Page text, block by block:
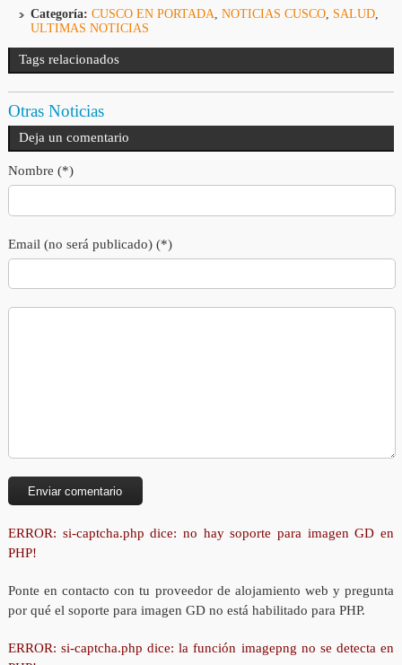
Categoría: CUSCO EN PORTADA, NOTICIAS CUSCO, SALUD,
ULTIMAS NOTICIAS
Tags relacionados
Otras Noticias
Deja un comentario
Nombre (*)
Email (no será publicado) (*)
ERROR: si-captcha.php dice: no hay soporte para imagen GD en
PHP!
Ponte en contacto con tu proveedor de alojamiento web y pregunta
por qué el soporte para imagen GD no está habilitado para PHP.
ERROR: si-captcha.php dice: la función imagepng no se detecta en